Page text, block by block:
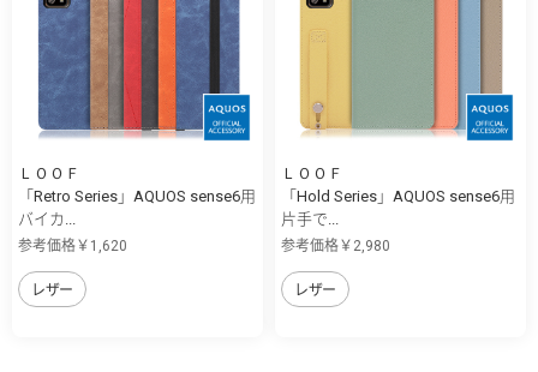
ＬＯＯＦ
「Retro Series」AQUOS sense6用
バイカ...
参考価格￥1,620
レザー
ＬＯＯＦ
「Hold Series」AQUOS sense6用
片手で...
参考価格￥2,980
レザー